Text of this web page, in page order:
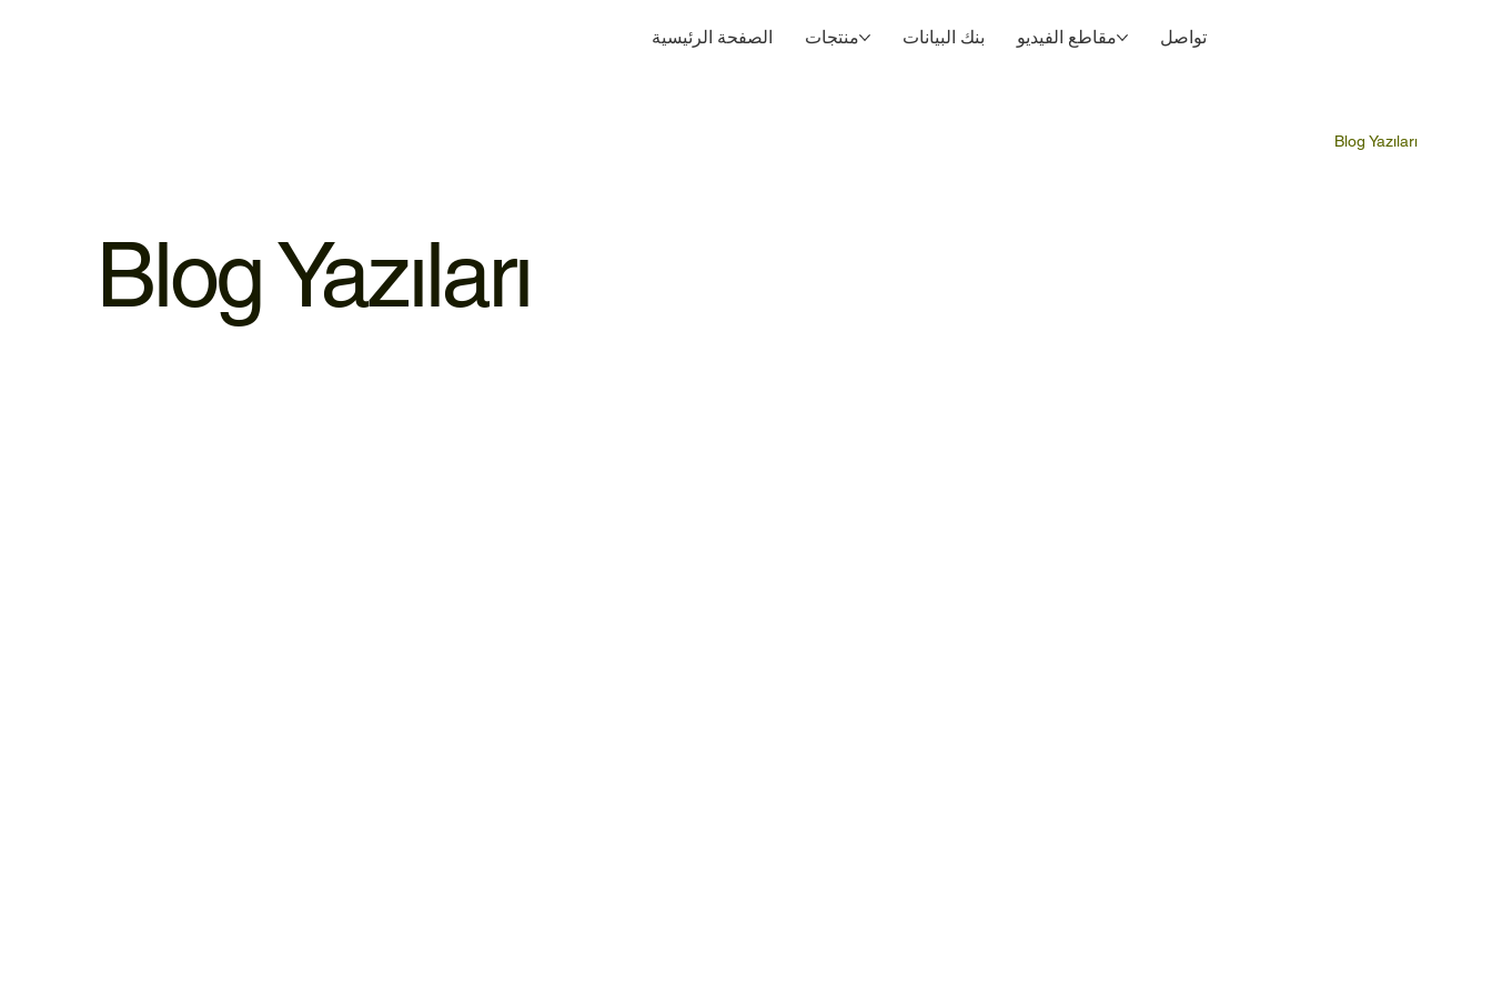
الصفحة الرئيسية منتجات بنك البيانات مقاطع الفيديو تواصل
Blog Yazıları
Blog Yazıları